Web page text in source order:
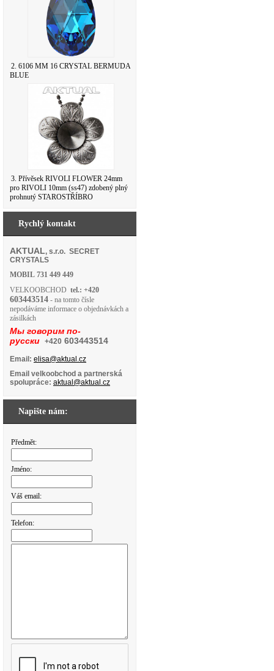
2. 6106 MM 16 CRYSTAL BERMUDA
BLUE
3. Přívěsek RIVOLI FLOWER 24mm
pro RIVOLI 10mm (ss47) zdobený plný
prohnutý STAROSTŘÍBRO
Rychlý kontakt
AKTUAL, s.r.o. SECRET
CRYSTALS
MOBIL 731 449 449
VELKOOBCHOD tel.: +420
603443514 - na tomto čísle
nepodáváme informace o objednávkách a
zásilkách
Мы говорим по-
русски +420 603443514
Email: elisa@aktual.cz
Email velkoobchod a partnerská
spolupráce: aktual@aktual.cz
Napište nám:
Předmět:
Jméno:
Váš email:
Telefon: